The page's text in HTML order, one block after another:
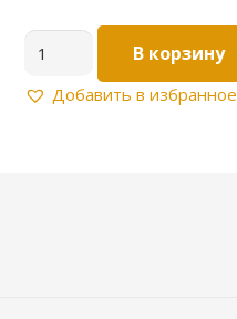
товара
Топ-
В корзину
Добавить в избранное